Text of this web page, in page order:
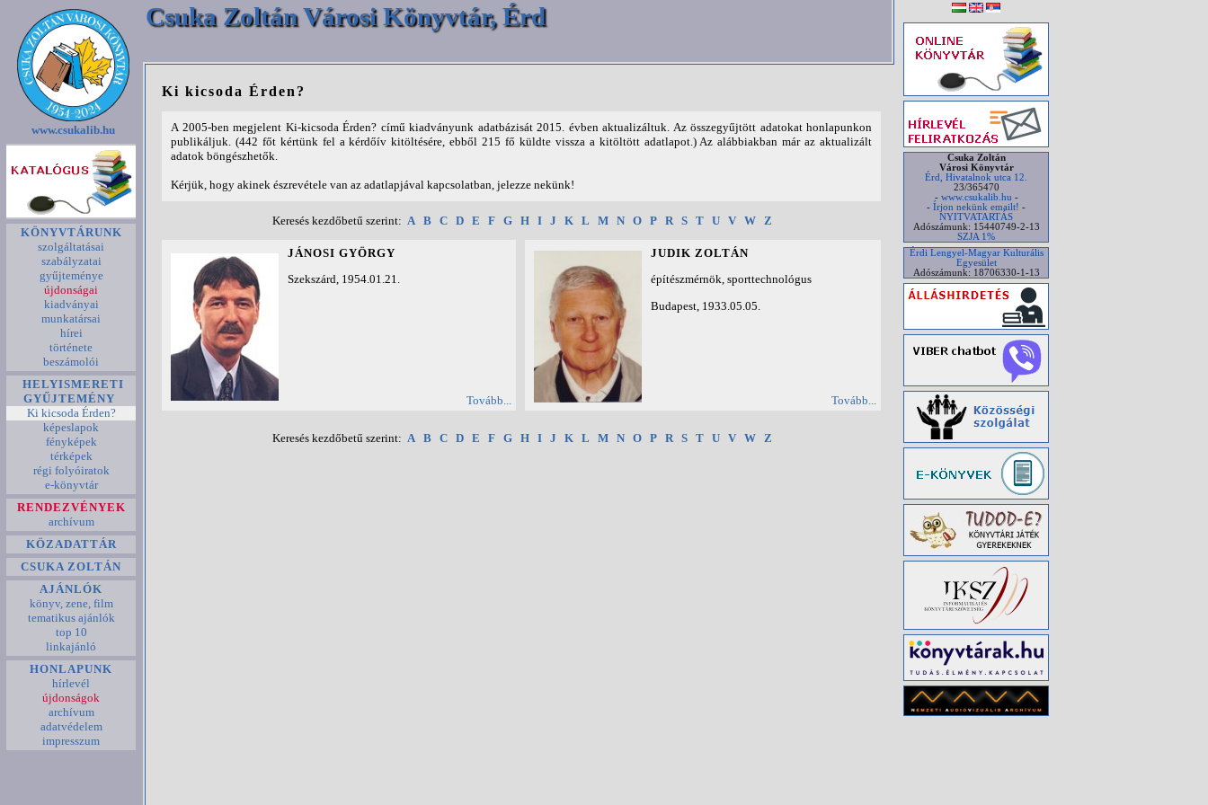
Csuka Zoltán Városi Könyvtár, Érd
www.csukalib.hu
KÖNYVTÁRUNK
szolgáltatásai
szabályzatai
gyűjteménye
újdonságai
kiadványai
munkatársai
hírei
története
beszámolói
HELYISMERETI
GYŰJTEMÉNY
Ki kicsoda Érden?
képeslapok
fényképek
térképek
régi folyóiratok
e-könyvtár
RENDEZVÉNYEK
archívum
KÖZADATTÁR
CSUKA ZOLTÁN
AJÁNLÓK
könyv, zene, film
tematikus ajánlók
top 10
linkajánló
HONLAPUNK
hírlevél
újdonságok
archívum
adatvédelem
impresszum
Ki kicsoda Érden?
A 2005-ben megjelent Ki-kicsoda Érden? című kiadványunk adatbázisát 2015. évben aktualizáltuk. Az összegyűjtött adatokat honlapunkon
publikáljuk. (442 főt kértünk fel a kérdőív kitöltésére, ebből 215 fő küldte vissza a kitöltött adatlapot.) Az alábbiakban már az aktualizált
adatok böngészhetők.
Kérjük, hogy akinek észrevétele van az adatlapjával kapcsolatban, jelezze nekünk!
Keresés kezdőbetű szerint: A B C D E F G H I J K L M N O P R S T U V W Z
JÁNOSI GYÖRGY
Szekszárd, 1954.01.21.
Tovább...
JUDIK ZOLTÁN
építészmérnök, sporttechnológus
Budapest, 1933.05.05.
Tovább...
Keresés kezdőbetű szerint: A B C D E F G H I J K L M N O P R S T U V W Z
Csuka Zoltán
Városi Könyvtár
Érd, Hivatalnok utca 12.
23/365470
- www.csukalib.hu -
- Írjon nekünk emailt! -
NYITVATARTÁS
Adószámunk: 15440749-2-13
SZJA 1%
Érdi Lengyel-Magyar Kulturális
Egyesület
Adószámunk: 18706330-1-13